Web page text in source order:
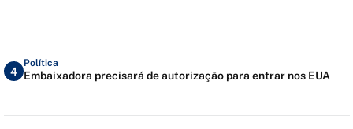
4
Política
Embaixadora precisará de autorização para entrar nos EUA